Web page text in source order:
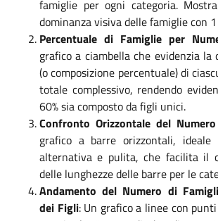
famiglie per ogni categoria.
dominanza visiva delle famiglie con
Percentuale di Famiglie per
grafico a ciambella che evidenzia
(o composizione percentuale) di
totale complessivo, rendendo
60% sia composto da figli unici.
Confronto Orizzontale del
grafico a barre orizzontali,
alternativa e pulita, che facilita il
delle lunghezze delle barre per le
Andamento del Numero di
dei Figli: Un grafico a linee con